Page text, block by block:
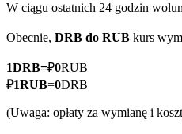
TradFi
W ciągu ostatnich 24 godzin
Obecnie, DRB do RUB kurs
1DRB=₽0RUB
₽1RUB=0DRB
(Uwaga: opłaty za wymianę i